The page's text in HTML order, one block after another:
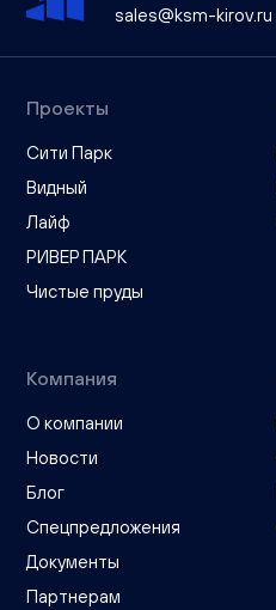
sales@ksm-kirov.ru
Проекты
Сити Парк
Видный
Лайф
РИВЕР ПАРК
Чистые пруды
Компания
О компании
Новости
Блог
Спецпредложения
Документы
Партнерам